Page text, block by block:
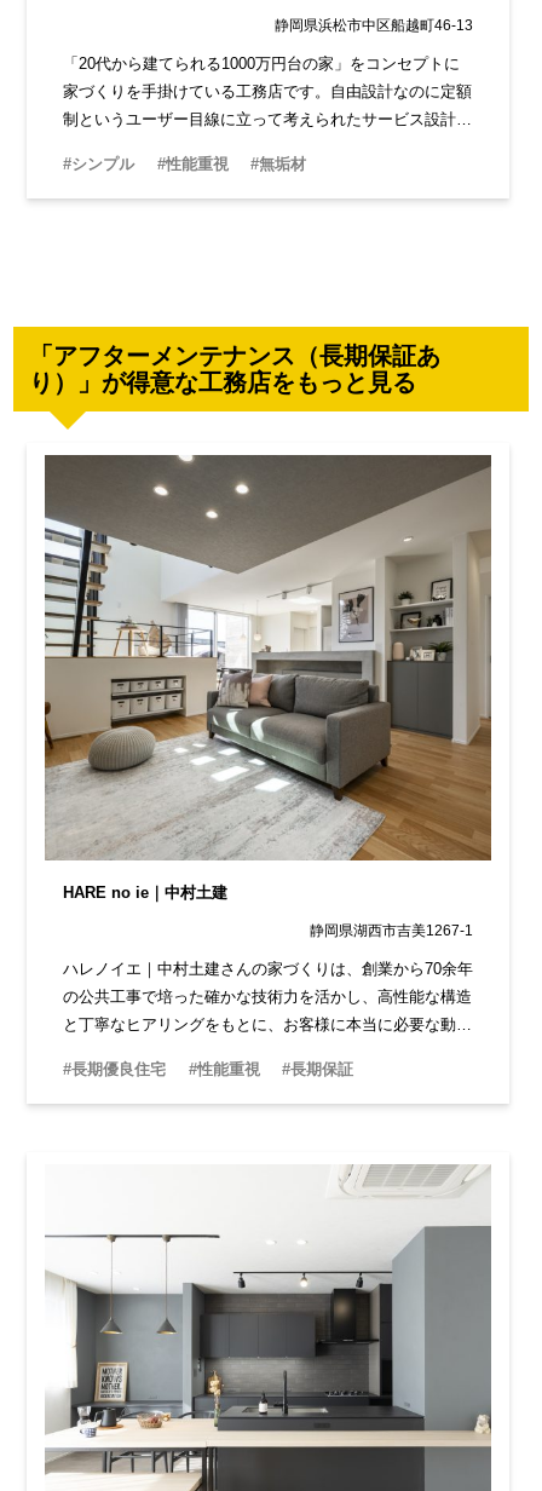
静岡県浜松市中区船越町46-13
「20代から建てられる1000万円台の家」をコンセプトに
家づくりを手掛けている工務店です。自由設計なのに定額
制というユーザー目線に立って考えられたサービス設計が
できる家づくりが可能です。
#シンプル #性能重視 #無垢材
「アフターメンテナンス（長期保証あ
り）」が得意な工務店をもっと見る
HARE no ie｜中村土建
静岡県湖西市吉美1267-1
ハレノイエ｜中村土建さんの家づくりは、創業から70余年
の公共工事で培った確かな技術力を活かし、高性能な構造
と丁寧なヒアリングをもとに、お客様に本当に必要な動線
提供しています。
#長期優良住宅 #性能重視 #長期保証